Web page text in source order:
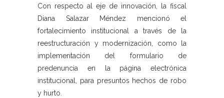
Con respecto al eje de innovación, la fiscal
Diana Salazar Méndez mencionó el
fortalecimiento institucional a través de la
reestructuración y modernización, como la
implementación del formulario de
predenuncia en la página electrónica
institucional, para presuntos hechos de robo
y hurto.